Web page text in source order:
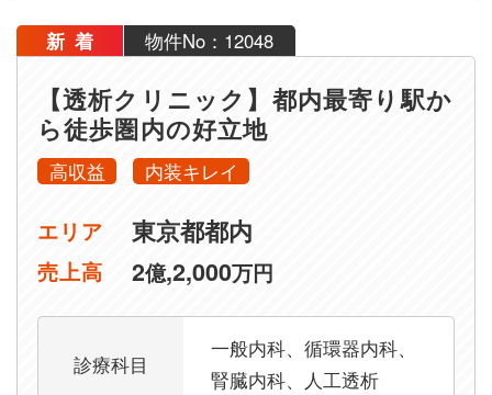
新着 物件No：12048
【透析クリニック】都内最寄り駅か
ら徒歩圏内の好立地
高収益 内装キレイ
エリア 東京都都内
売上高 2億,2,000万円
診療科目
一般内科、循環器内科、
腎臓内科、人工透析